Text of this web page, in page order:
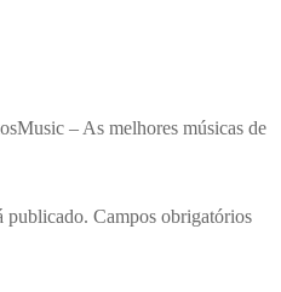
– As melhores músicas de
publicado. Campos obrigatórios